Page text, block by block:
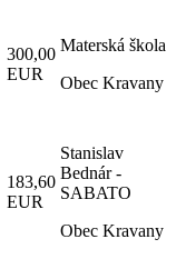
300,00
EUR
Materská škola
Obec Kravany
183,60
EUR
Stanislav
Bednár -
SABATO
Obec Kravany